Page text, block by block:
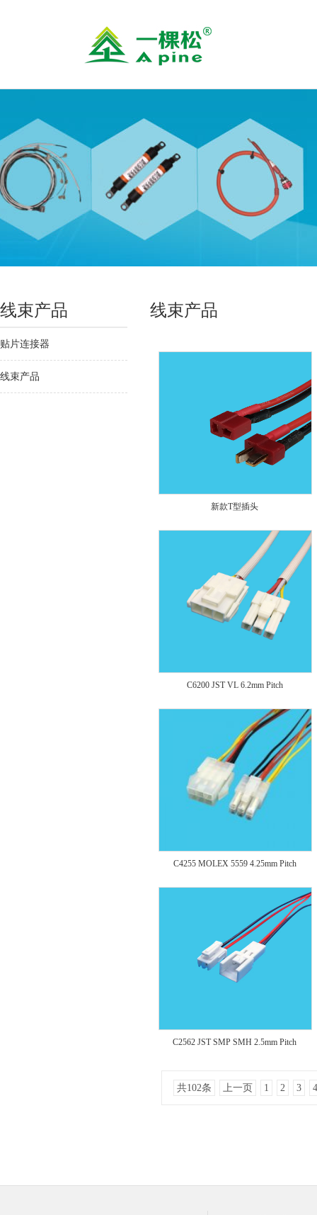
线束产品
贴片连接器
线束产品
线束产品
新款T型插头
C6200 JST VL 6.2mm Pitch
C4255 MOLEX 5559 4.25mm Pitch
C2562 JST SMP SMH 2.5mm Pitch
共102条 上一页 1 2 3 4